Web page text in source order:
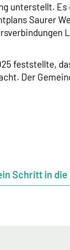
unterstellt.
Saurer
feststellte,
Der
Schritt in